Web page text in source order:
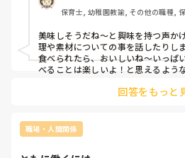
保育士, 幼稚園教諭, その他の職種,
美味しそうだね〜と興味を持つ声か
理や素材についての事を話したりしま
食べられたら、おいしいね〜いっぱ
べることは楽しいよ！と思えるよう
褒めてもらえるときっと嬉しいと思
回答をもっと
職場・人間関係